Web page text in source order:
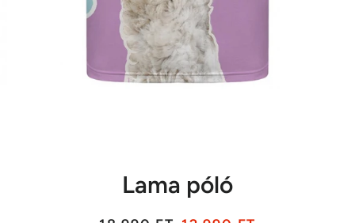
Lama póló